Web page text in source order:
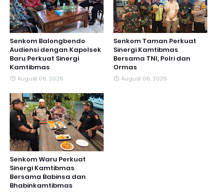
Senkom Balongbendo
Audiensi dengan Kapolsek
Baru Perkuat Sinergi
Kamtibmas
August 06, 2026
Senkom Taman Perkuat
Sinergi Kamtibmas
Bersama TNI, Polri dan
Ormas
August 06, 2026
Senkom Waru Perkuat
Sinergi Kamtibmas
Bersama Babinsa dan
Bhabinkamtibmas